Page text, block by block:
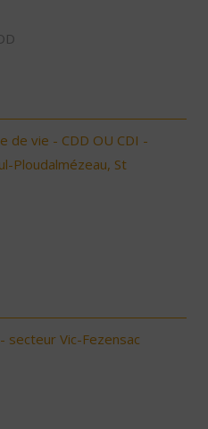
de vie - CDD OU CDI -
Ploudalmézeau, St
secteur Vic-Fezensac